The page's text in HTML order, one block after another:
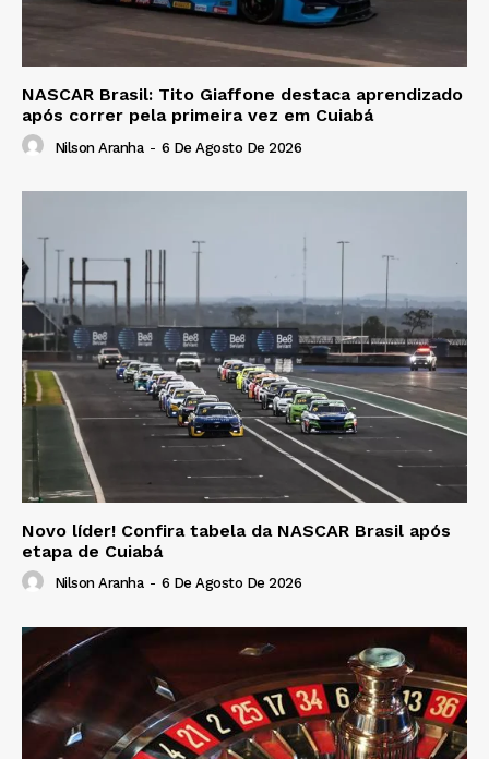
NASCAR Brasil: Tito Giaffone destaca aprendizado
após correr pela primeira vez em Cuiabá
Nilson Aranha - 6 De Agosto De 2026
Novo líder! Confira tabela da NASCAR Brasil após
etapa de Cuiabá
Nilson Aranha - 6 De Agosto De 2026